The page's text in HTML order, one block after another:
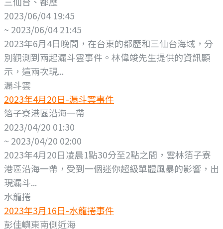
2023/06/04 19:45
~ 2023/06/04 21:45
2023年6月4日晚間，在台東的都歷和三仙台海域，分
別觀測到兩起漏斗雲事件。林偉竣先生提供的資訊顯
示，這兩次現...
漏斗雲
2023年4月20日-漏斗雲事件
箔子寮港區沿海一帶
2023/04/20 01:30
~ 2023/04/20 02:00
2023年4月20日凌晨1點30分至2點之間，雲林箔子寮
港區沿海一帶，受到一個迷你超級單體風暴的影響，出
現漏斗...
水龍捲
2023年3月16日-水龍捲事件
彭佳嶼東南側近海